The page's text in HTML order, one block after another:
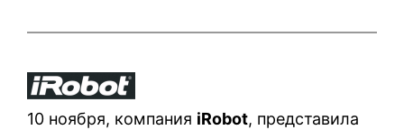
10 ноября, компания iRobot, представила